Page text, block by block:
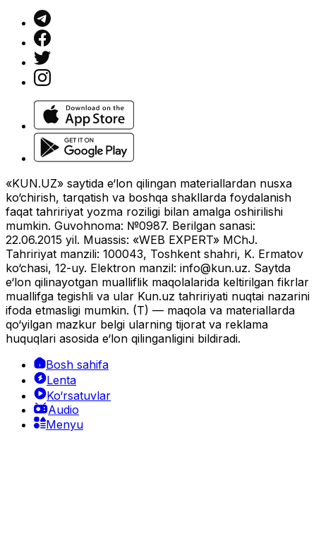
«KUN.UZ» saytida e‘lon qilingan materiallardan nusxa
ko‘chirish, tarqatish va boshqa shakllarda foydalanish
faqat tahririyat yozma roziligi bilan amalga oshirilishi
mumkin. Guvohnoma: №0987. Berilgan sanasi:
22.06.2015 yil. Muassis: «WEB EXPERT» MChJ.
Tahririyat manzili: 100043, Toshkent shahri, K. Ermatov
ko‘chasi, 12-uy. Elektron manzil: info@kun.uz. Saytda
e‘lon qilinayotgan mualliflik maqolalarida keltirilgan fikrlar
muallifga tegishli va ular Kun.uz tahririyati nuqtai nazarini
ifoda etmasligi mumkin. (T) — maqola va materiallarda
qo‘yilgan mazkur belgi ularning tijorat va reklama
huquqlari asosida e‘lon qilinganligini bildiradi.
Bosh sahifa
Lenta
Ko‘rsatuvlar
Audio
Menyu